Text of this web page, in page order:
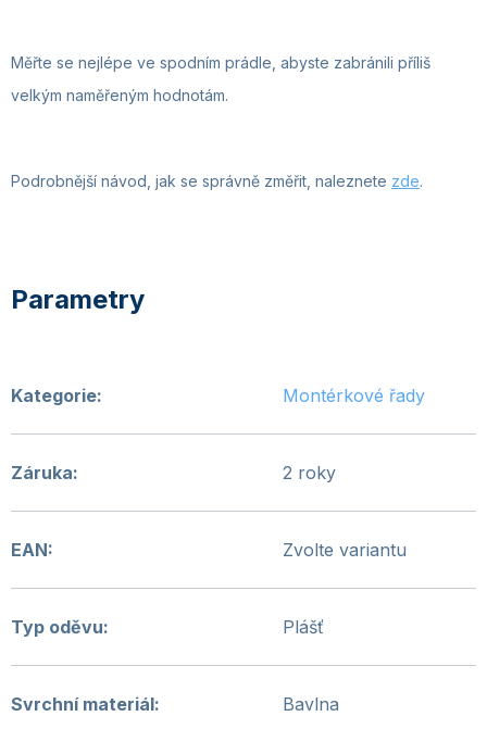
Měřte se nejlépe ve spodním prádle, abyste zabránili příliš
velkým naměřeným hodnotám.
Podrobnější návod, jak se správně změřit, naleznete zde.
Kategorie: Montérkové řady
Záruka: 2 roky
EAN: Zvolte variantu
Typ oděvu: Plášť
Svrchní materiál: Bavlna